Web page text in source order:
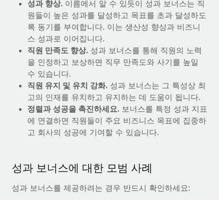
Remote 제품 관련 소식: Gusto 및 Xero와의 통합과
Remote Contractor Management Plus
Remote의 사명은 모든 규모의 기업이 전 세계 어디서든 업무에 가
장 적합 사람을 찾아 채용 및 관리하고 급여를 지급하도록 돕는 것
입니다. 이를 위해 최근 몇 주 동안 새로운...
자세히 알아보기
Shootsta가 Remote를 통해 네 개의 시장에서 글로벌
채용을 확장한 방법
니다. 그러나 대부분의 회사들은 그렇게 높은 품질의...
자세히 알아보기
성과 향상. 이름에서 알 수 있듯이 성과 보너스는 직
원들이 높은 성과를 달성하고 목표를 초과 달성하도
록 동기를 부여합니다. 이는 생산성 향상과 비즈니
스 성과로 이어집니다.
직원 만족도 향상. 성과 보너스를 통해 직원의 노력
을 인정하고 보상하면 직무 만족도와 사기를 높일
수 있습니다.
직원 유지 및 유치 강화. 성과 보너스는 그 특성상 최
고의 인재를 유치하고 유지하는 데 도움이 됩니다.
정렬과 성공을 촉진하세요. 보너스를 특정 성과 지표
에 연결하면 직원들이 주요 비즈니스 목표에 집중하
고 회사의 성공에 기여할 수 있습니다.
성과 보너스에 대한 모범 사례
성과 보너스를 제공하려는 경우 반드시 확인하세요: